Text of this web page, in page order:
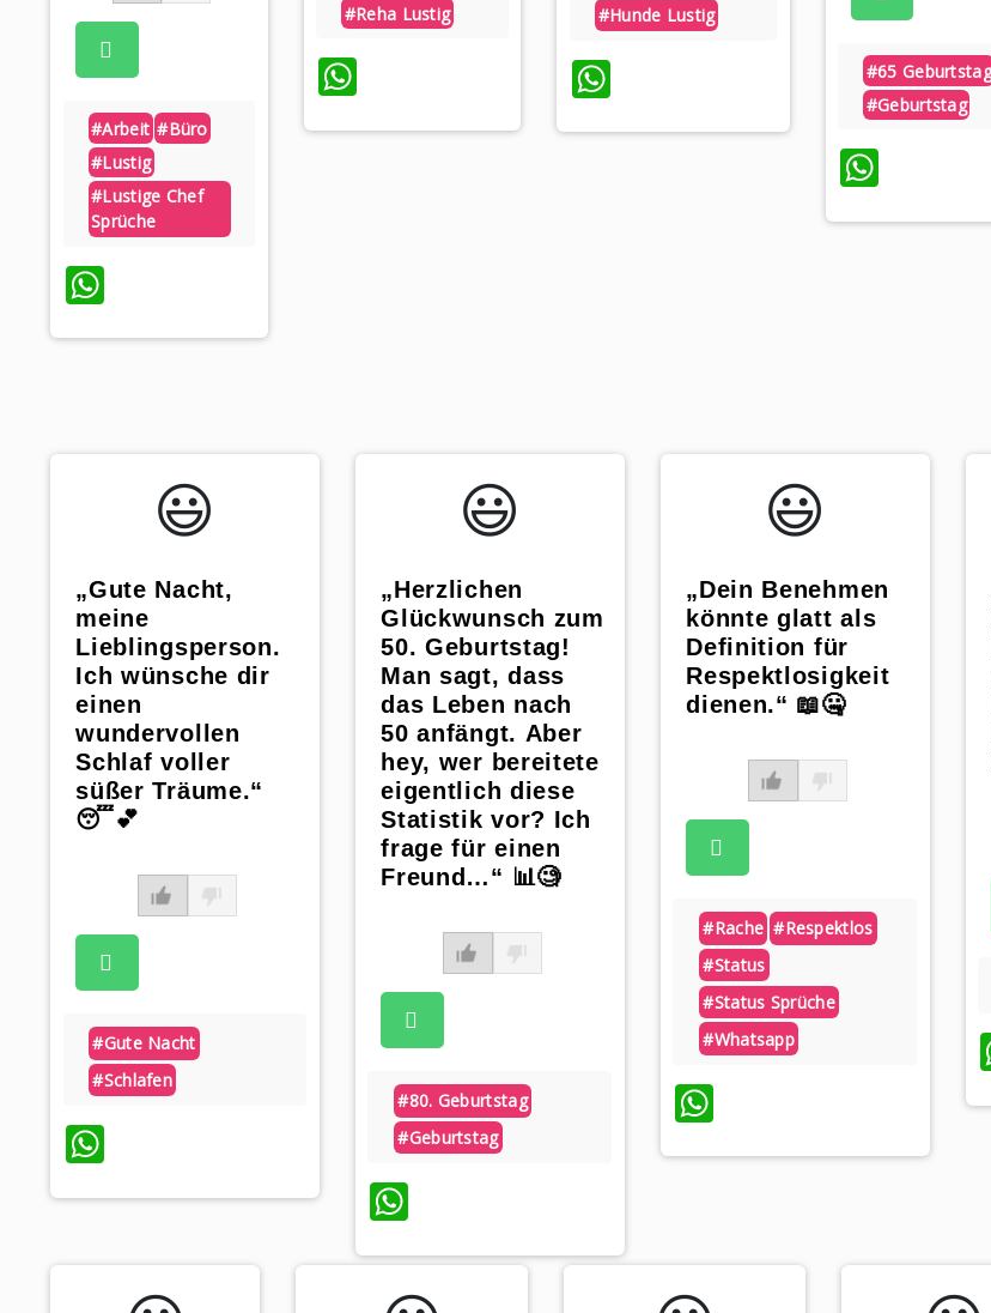
#arbeit #büro
#lustig
#lustige Chef
Sprüche
WhatsApp
#reha Lustig #hunde Lustig
WhatsApp
#65 Geburtstag
#geburtstag
😃️
„Gute Nacht,
meine
Lieblingsperson.
Ich wünsche dir
einen
wundervollen
Schlaf voller
süßer Träume.“
😴💕
#gute Nacht
#schlafen
WhatsApp
😃️
„Herzlichen
Glückwunsch zum
50. Geburtstag!
Man sagt, dass
das Leben nach
50 anfängt. Aber
hey, wer bereitete
eigentlich diese
Statistik vor? Ich
frage für einen
Freund…“ 📊🧐
#80. Geburtstag
#geburtstag
😃️
„Dein Benehmen
könnte glatt als
Definition für
Respektlosigkeit
dienen.“ 📖🤐
#rache #respektlos
#status
#status Sprüche
#whatsapp